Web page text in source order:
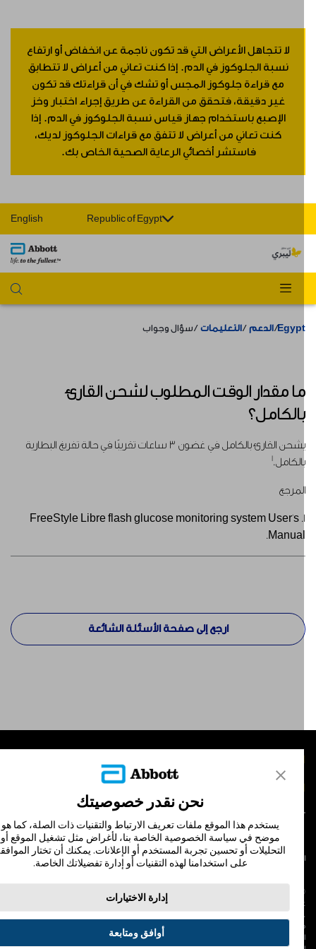
لا تتجاهل الأعراض التي قد تكون ناجمة عن انخفاض أو ارتفاع
نسبة الجلوكوز في الدم. إذا كنت تعاني من أعراض لا تتطابق
مع قراءة جلوكوز المجس أو تشك في أن قراءتك قد تكون
غير دقيقة، فتحقق من القراءة عن طريق إجراء اختبار وخز
الإصبع باستخدام جهاز قياس نسبة الجلوكوز في الدم. إذا
كنت تعاني من أعراض لا تتفق مع قراءات الجلوكوز لديك،
فاستشر أخصائي الرعاية الصحية الخاص بك.
Republic of Egypt
English
الدعم التعليمات سؤال وجواب
مقدار الوقت المطلوب لشحن القارئ
يشحن القارئ بالكامل في غضون 3 ساعات تقريبًا في حالة تفريغ البطارية
1. FreeStyle Libre flash glucose monitoring system User's
ارجع إلى صفحة الأسئلة الشائعة
والأحكام سياسة الخصوصية
المجس، فري ستايل، وليبري، والعلامات التجارية ذات الصلة هي علامات لشركة أبوت
لا يجوز استخدام أي علامة تجارية أو الاسم التجاري أو المظهر التجاري لأبوت في هذا الموقع
دون الحصول على إذن كتابي مسبق من أبوت، إلا لتحديد منتج أو خدمات الشركة. هذا
والمعلومات التي تحتويه مقصودة لسكان دولة جمهورية مصر العربية فقط. إن
نحن نقدر خصوصيتك
يستخدم هذا الموقع ملفات تعريف الارتباط والتقنيات ذات الصلة، كما هو
موضح في سياسة الخصوصية الخاصة بنا، لأغراض مثل تشغيل الموقع أو
التحليلات أو تحسين تجربة المستخدم أو الإعلانات. يمكنك أن تختار الموافقة
على استخدامنا لهذه التقنيات أو إدارة تفضيلاتك الخاصة.
إدارة الاختيارات
أوافق ومتابعة